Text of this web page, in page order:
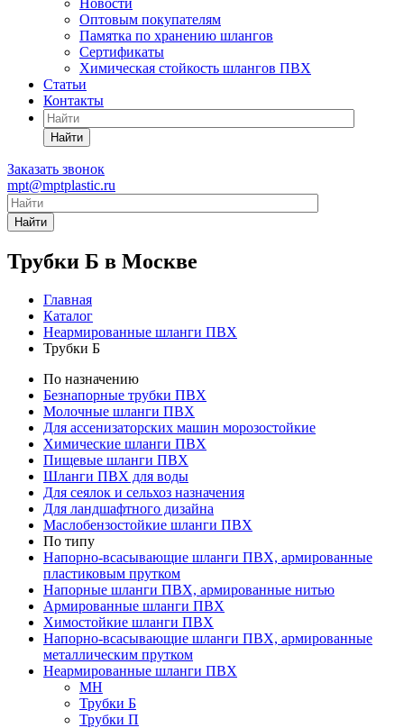
Новости
Оптовым покупателям
Памятка по хранению шлангов
Сертификаты
Химическая стойкость шлангов ПВХ
Статьи
Контакты
Найти
Заказать звонок
mpt@mptplastic.ru
Найти
Трубки Б в Москве
Главная
Каталог
Неармированные шланги ПВХ
Трубки Б
По назначению
Безнапорные трубки ПВХ
Молочные шланги ПВХ
Для ассенизаторских машин морозостойкие
Химические шланги ПВХ
Пищевые шланги ПВХ
Шланги ПВХ для воды
Для сеялок и сельхоз назначения
Для ландшафтного дизайна
Маслобензостойкие шланги ПВХ
По типу
Напорно-всасывающие шланги ПВХ, армированные
пластиковым прутком
Напорные шланги ПВХ, армированные нитью
Армированные шланги ПВХ
Химостойкие шланги ПВХ
Напорно-всасывающие шланги ПВХ, армированные
металлическим прутком
Неармированные шланги ПВХ
МН
Трубки Б
Трубки П